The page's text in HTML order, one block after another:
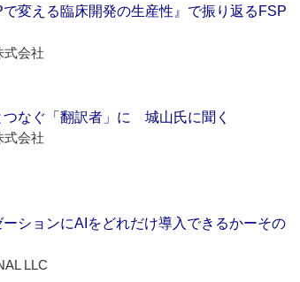
で変える臨床開発の生産性』で振り返るFSP
式会社
つなぐ「翻訳者」に 城山氏に聞く
式会社
ションにAIをどれだけ導入できるかーその
LLC